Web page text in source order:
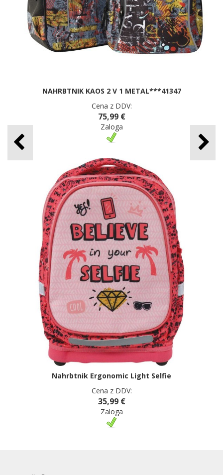
NAHRBTNIK KAOS 2 V 1 METAL***41347
Cena z DDV:
75,99 €
Zaloga
Nahrbtnik Ergonomic Light Selfie
Cena z DDV:
35,99 €
Zaloga